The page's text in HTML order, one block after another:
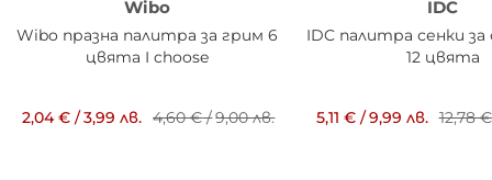
Wibo
Wibo празна палитра за грим 6
цвята I choose
2,04 € /3,99 лв. 4,60 €/9,00 лв.
IDC
IDC палитра сенки за
12 цвята
5,11 €/9,99 лв. 12,78 €